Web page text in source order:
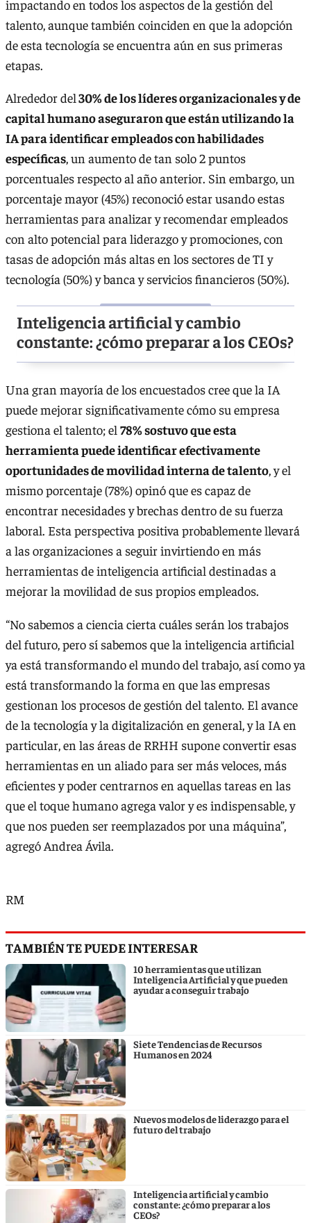
impactando en todos los aspectos de la gestión del
talento, aunque también coinciden en que la adopción
de esta tecnología se encuentra aún en sus primeras
etapas.
Alrededor del30% de los líderes organizacionales y de
capital humano aseguraron que están utilizando la
IA para identificar empleados con habilidades
específicas, un aumento de tan solo 2 puntos
porcentuales respecto al año anterior. Sin embargo, un
porcentaje mayor (45%) reconoció estar usando estas
herramientas para analizar y recomendar empleados
con alto potencial para liderazgo y promociones, con
tasas de adopción más altas en los sectores de TI y
tecnología (50%) y banca y servicios financieros (50%).
Inteligencia artificial y cambio
constante: ¿cómo preparar a los CEOs?
Una gran mayoría de los encuestados cree que la IA
puede mejorar significativamente cómo su empresa
gestiona el talento; el 78% sostuvo que esta
herramienta puede identificar efectivamente
oportunidades de movilidad interna de talento, y el
mismo porcentaje (78%) opinó que es capaz de
encontrar necesidades y brechas dentro de su fuerza
laboral. Esta perspectiva positiva probablemente llevará
a las organizaciones a seguir invirtiendo en más
herramientas de inteligencia artificial destinadas a
mejorar la movilidad de sus propios empleados.
“No sabemos a ciencia cierta cuáles serán los trabajos
del futuro, pero sí sabemos que la inteligencia artificial
ya está transformando el mundo del trabajo, así como ya
está transformando la forma en que las empresas
gestionan los procesos de gestión del talento. El avance
de la tecnología y la digitalización en general, y la IA en
particular, en las áreas de RRHH supone convertir esas
herramientas en un aliado para ser más veloces, más
eficientes y poder centrarnos en aquellas tareas en las
que el toque humano agrega valor y es indispensable, y
que nos pueden ser reemplazados por una máquina”,
agregó Andrea Ávila.
RM
TAMBIÉN TE PUEDE INTERESAR
10 herramientas que utilizan
Inteligencia Artificial y que pueden
ayudar a conseguir trabajo
Siete Tendencias de Recursos
Humanos en 2024
Nuevos modelos de liderazgo para el
futuro del trabajo
Inteligencia artificial y cambio
constante: ¿cómo preparar a los
CEOs?